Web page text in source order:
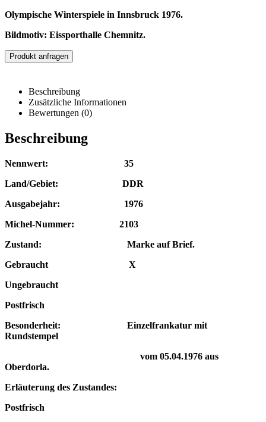
Olympische Winterspiele in Innsbruck 1976.
Bildmotiv: Eissporthalle Chemnitz.
Produkt anfragen
Beschreibung
Zusätzliche Informationen
Bewertungen (0)
Beschreibung
Nennwert: 35
Land/Gebiet: DDR
Ausgabejahr: 1976
Michel-Nummer: 2103
Zustand: Marke auf Brief.
Gebraucht X
Ungebraucht
Postfrisch
Besonderheit: Einzelfrankatur mit
Rundstempel
vom 05.04.1976 aus
Oberdorla.
Erläuterung des Zustandes:
Postfrisch